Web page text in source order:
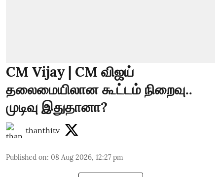
CM Vijay | CM விஜய்
தலைமையிலான கூட்டம் நிறைவு..
முடிவு இதுதானா?
thanthitv
Published on: 08 Aug 2026, 12:27 pm